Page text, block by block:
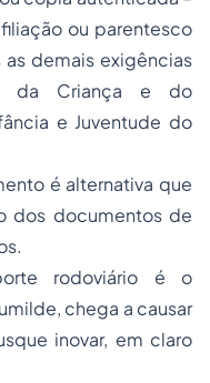
filiaçãoou parentesco
as demais exigências
da Criança e do
e Juventude do
é alternativa que
dos documentos de
rodoviário é o
chega a causar
inovar, em claro